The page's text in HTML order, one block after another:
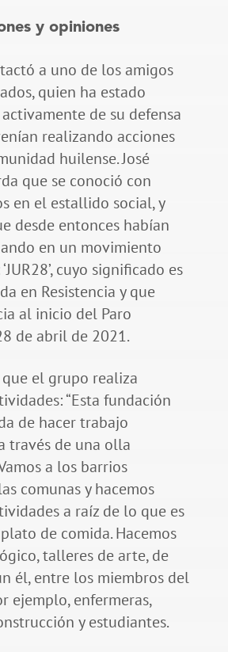
y opiniones
a uno de los amigos
quien ha estado
de su defensa
realizando acciones
huilense. José
que se conoció con
en el estallido social, y
desde entonces habían
en un movimiento
cuyo significado es
en Resistencia y que
al inicio del Paro
de abril de 2021.
el grupo realiza
“Esta fundación
de hacer trabajo
través de una olla
a los barrios
comunas y hacemos
a raíz de lo que es
de comida. Hacemos
talleres de arte, de
él, entre los miembros del
ejemplo, enfermeras,
y estudiantes.